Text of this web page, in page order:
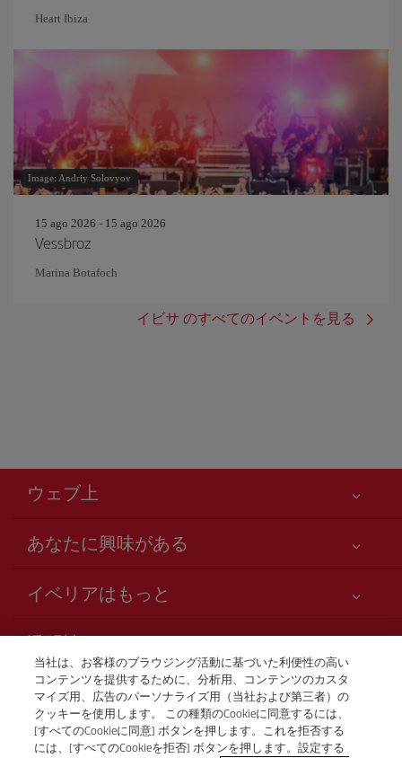
Heart Ibiza
Image: Andriy Solovyov
15 ago 2026 - 15 ago 2026
Vessbroz
Marina Botafoch
イビサ のすべてのイベントを見る
ウェブ上
あなたに興味がある
アクセシビリティの宣言
サービスのお約束
Iberia.com サイトマップ
イベリアはもっと
イベリアグループ
株主および投資家向け情報
Iberia の提携航空会社
British Airways
透明性
利用規約
運送約款
ご搭乗者の権利
お電話での航空券販売
+81 0 3 3298 5238
Tokio
当社は、お客様のブラウジング活動に基づいた利便性の高い
コンテンツを提供するために、分析用、コンテンツのカスタ
マイズ用、広告のパーソナライズ用（当社および第三者）の
クッキーを使用します。 この種類のCookieに同意するには、
[すべてのCookieに同意] ボタンを押します。これを拒否する
には、[すべてのCookieを拒否] ボタンを押します。設定する